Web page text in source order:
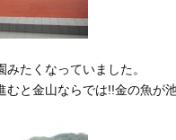
たくなっていました。
むと金山ならでは!!金の魚が